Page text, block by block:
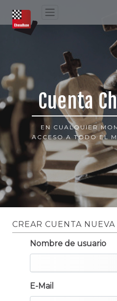
Cuenta
EN CUALQUIER
ACCESO A TODO EL
CREAR CUENTA NUEVA
Nombre de usuario
E-Mail